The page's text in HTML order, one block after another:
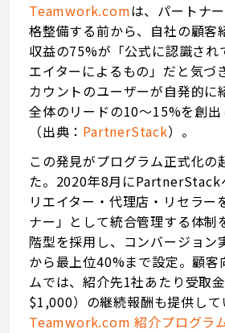
Teamwork.comは、パートナ
格整備する前から、自社の顧客
収益の75%が「公式に認識され
エイターによるもの」だと気づ
カウントのユーザーが自発的に
全体のリードの10〜15%を創
（出典： PartnerStack）。
この発見がプログラム正式化の
た。2020年8月にPartnerStack
リエイター・代理店・リセラー
ナー」として統合管理する体制
階型を採用し、コンバージョン
から最上位40%まで設定。顧客
ムでは、紹介先1社あたり受取
$1,000）の継続報酬も提供して
Teamwork.com 紹介プログラ